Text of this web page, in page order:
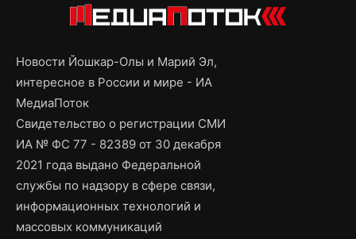
Новости Йошкар-Олы и Марий Эл,
интересное в России и мире - ИА
МедиаПоток
Свидетельство о регистрации СМИ
ИА № ФС 77 - 82389 от 30 декабря
2021 года выдано Федеральной
службы по надзору в сфере связи,
информационных технологий и
массовых коммуникаций